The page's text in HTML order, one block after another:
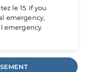
le 15. If you
emergency,
emergency